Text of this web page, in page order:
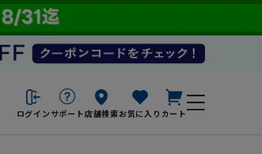
ログイン サポート店舗検索お気に入り カート